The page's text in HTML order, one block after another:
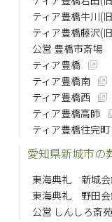
ティア豊橋牛川(
ティア豊橋藤沢(
公営 豊橋市斎場
ティア豊橋
ティア豊橋南
ティア豊橋西
ティア豊橋高師
ティア豊橋往完町
愛知県新城市の
東海典礼 新城
東海典礼 野田
公営 しんしろ斎苑